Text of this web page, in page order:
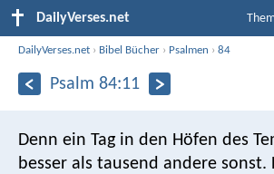
DailyVerses.net
DailyVerses.net › Bibel Bücher › Psalmen ›84
Psalm 84:11
Denn ein Tag in den Höfen des
besser als tausend andere sonst.